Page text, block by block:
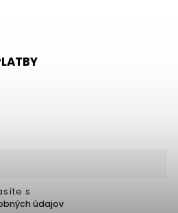
s
údajov